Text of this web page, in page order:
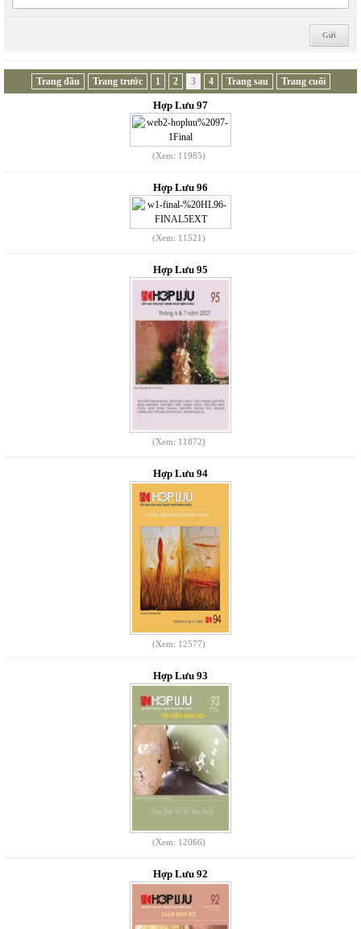
Trang đầu Trang trước 1 2 3 4 Trang sau Trang cuối
Hợp Lưu 97
(Xem: 11985)
Hợp Lưu 96
(Xem: 11521)
Hợp Lưu 95
(Xem: 11872)
Hợp Lưu 94
(Xem: 12577)
Hợp Lưu 93
(Xem: 12066)
Hợp Lưu 92